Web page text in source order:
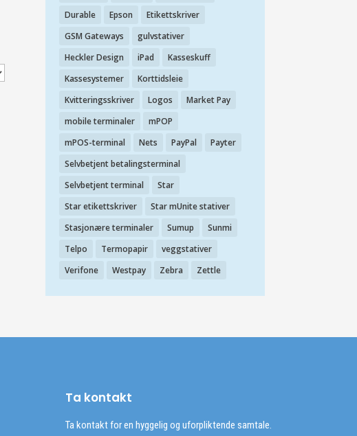
Durable
Epson
Etikettskriver
GSM Gateways
gulvstativer
Heckler Design
iPad
Kasseskuff
Kassesystemer
Korttidsleie
Kvitteringsskriver
Logos
Market Pay
mobile terminaler
mPOP
mPOS-terminal
Nets PayPal
Payter
Selvbetjent betalingsterminal
Selvbetjent terminal
Star
Star etikettskriver
Star mUnite stativer
Stasjonære terminaler
Sumup
Sunmi
Telpo
Termopapir
veggstativer
Verifone
Westpay Zebra Zettle
Ta kontakt
Ta kontakt for en hyggelig og uforpliktende samtale.